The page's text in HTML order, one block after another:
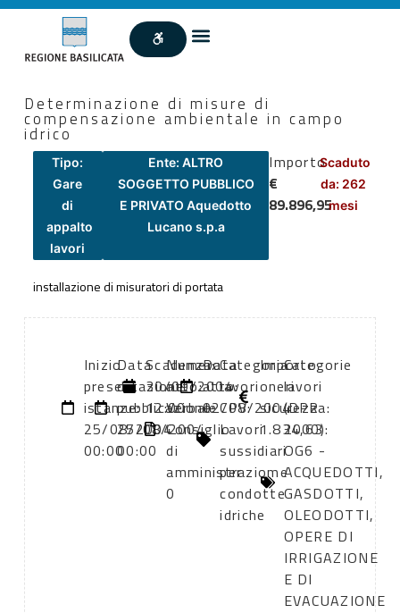
Determinazione di misure di
compensazione ambientale in campo
idrico
Tipo:
Gare
di
appalto
lavori
Ente: ALTRO
SOGGETTO PUBBLICO
E PRIVATO Aquedotto
Lucano s.p.a
Importo
€
89.896,95
Scaduto
da: 262
mesi
installazione di misuratori di portata
Inizio
presentazione
istanze:
25/08/2004
00:00
Data
di
pubblicazione:
25/08/2004
00:00
Scadenza:
30/09/2004
12:00
Numero
atto:
Verbale
Consiglio
di
amministraziome
0
Data
atto:
02/08/2004
Categoria
lavori
CPV:
Lavori
sussidiari
per
condotte
idriche
Importo
oneri
sicurezza:
1.834,63
Categorie
lavori
(DPR
2000):
OG6 -
ACQUEDOTTI,
GASDOTTI,
OLEODOTTI,
OPERE DI
IRRIGAZIONE
E DI
EVACUAZIONE